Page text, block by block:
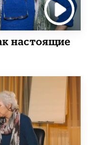
настоящие